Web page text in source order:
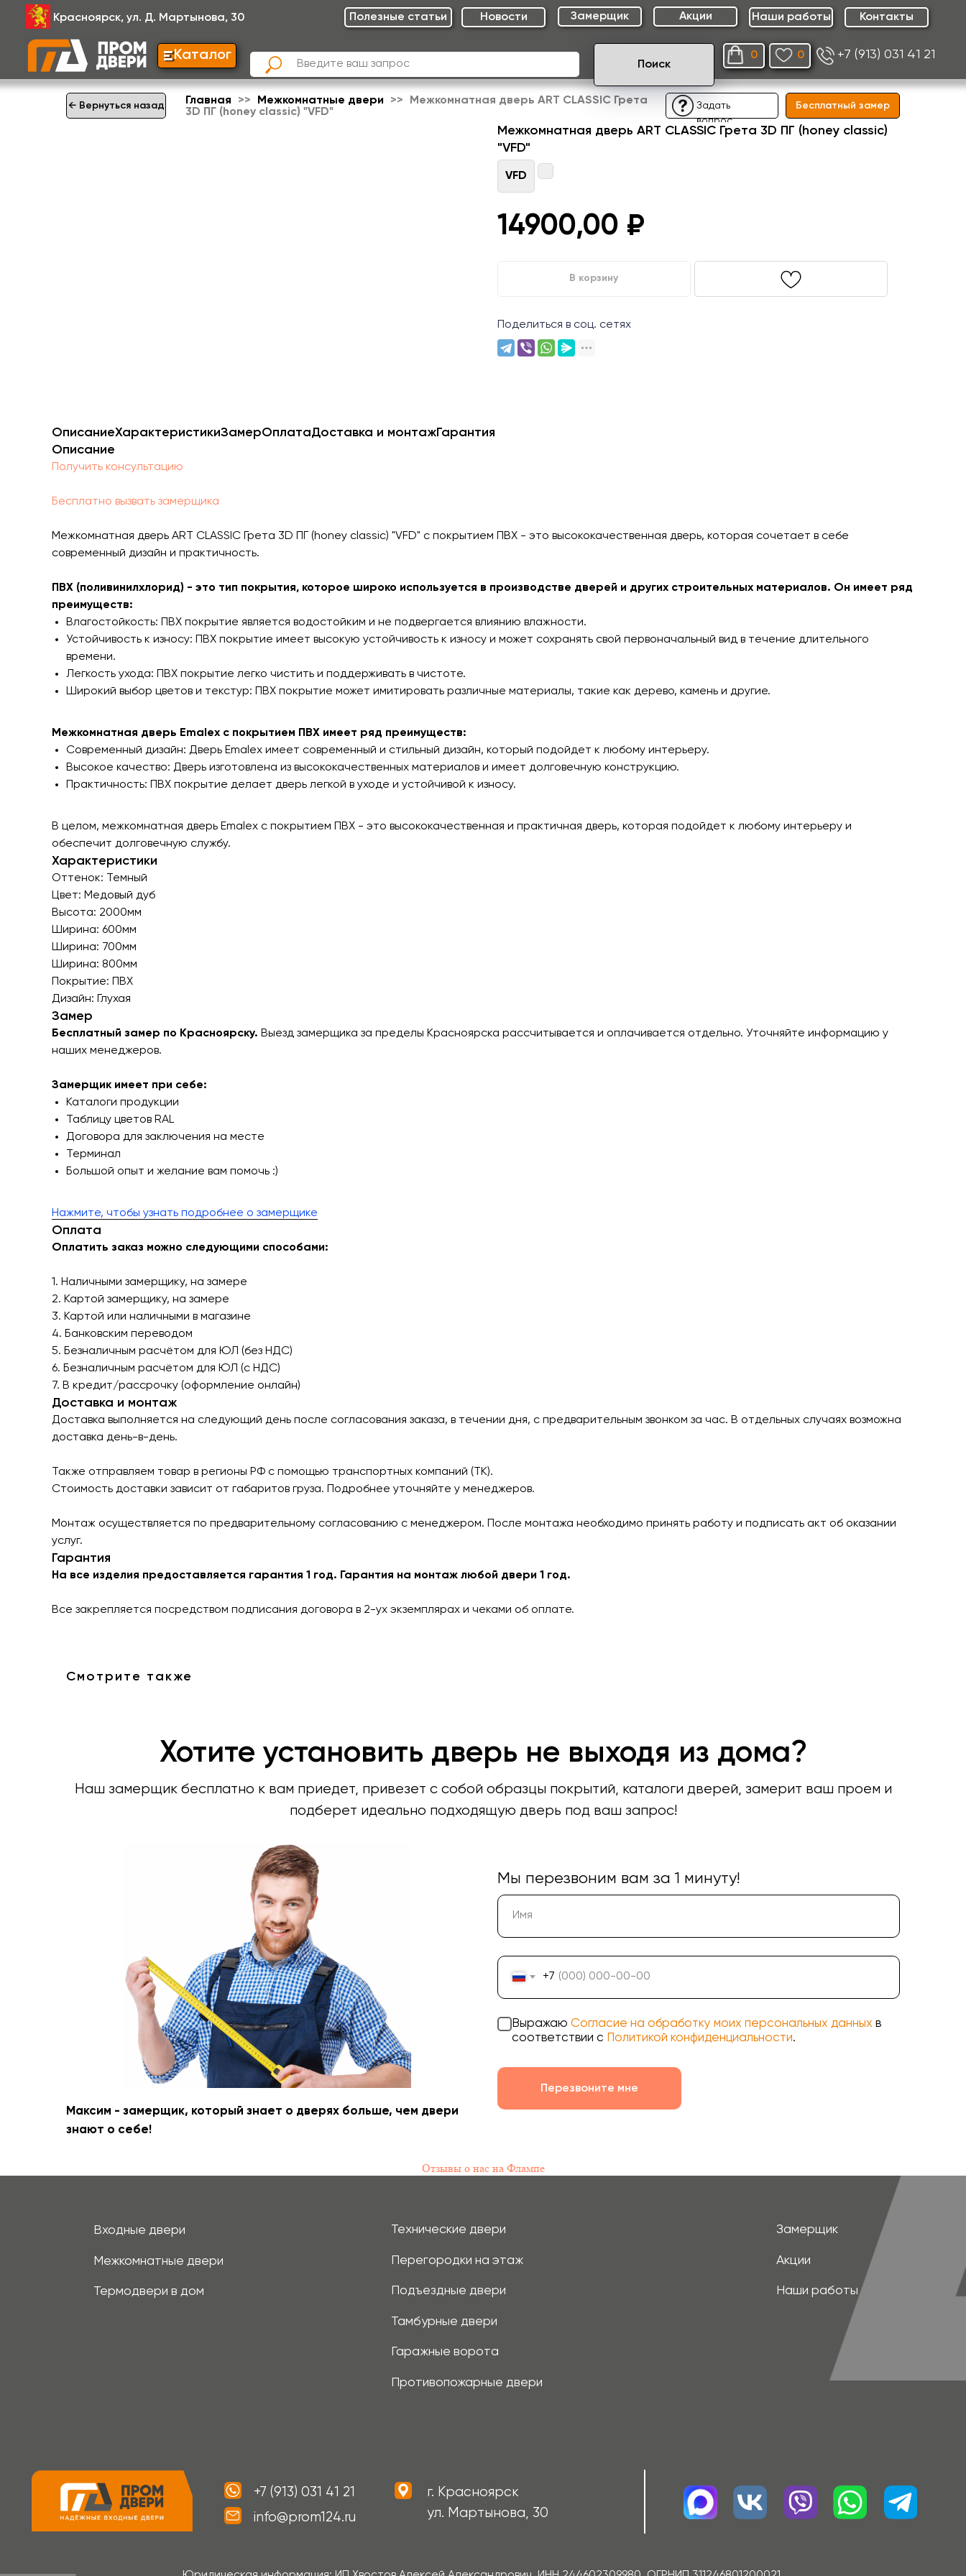
Новости Замерщик Акции Наши работы Контакты
Красноярск, ул. Д. Мартынова, 30 Полезные cтатьи
Поиск
0
Каталог 0 +7 (913) 031 41 21
Задать
вопрос
Бесплатный замер
← Вернуться назад Главная Межкомнатные двери
Межкомнатная дверь ART CLASSIC Грета
3D ПГ (honey classic) "VFD"
Межкомнатная дверь ART CLASSIC Грета 3D ПГ (honey classic)
"VFD"
VFD
14900,00 ₽
В корзину
Поделиться в соц. сетях
ОписаниеХарактеристикиЗамерОплатаДоставка и монтажГарантия
Описание
Получить консультацию
Бесплатно вызвать замерщика
Межкомнатная дверь ART CLASSIC Грета 3D ПГ (honey classic) "VFD" с покрытием ПВХ - это высококачественная дверь, которая сочетает в себе
современный дизайн и практичность.
ПВХ (поливинилхлорид) - это тип покрытия, которое широко используется в производстве дверей и других строительных материалов. Он имеет ряд
преимуществ:
Влагостойкость: ПВХ покрытие является водостойким и не подвергается влиянию влажности.
Устойчивость к износу: ПВХ покрытие имеет высокую устойчивость к износу и может сохранять свой первоначальный вид в течение длительного
времени.
Легкость ухода: ПВХ покрытие легко чистить и поддерживать в чистоте.
Широкий выбор цветов и текстур: ПВХ покрытие может имитировать различные материалы, такие как дерево, камень и другие.
Межкомнатная дверь Emalex с покрытием ПВХ имеет ряд преимуществ:
Современный дизайн: Дверь Emalex имеет современный и стильный дизайн, который подойдет к любому интерьеру.
Высокое качество: Дверь изготовлена из высококачественных материалов и имеет долговечную конструкцию.
Практичность: ПВХ покрытие делает дверь легкой в уходе и устойчивой к износу.
В целом, межкомнатная дверь Emalex с покрытием ПВХ - это высококачественная и практичная дверь, которая подойдет к любому интерьеру и
обеспечит долговечную службу.
Характеристики
Оттенок: Темный
Цвет: Медовый дуб
Высота: 2000мм
Ширина: 600мм
Ширина: 700мм
Ширина: 800мм
Покрытие: ПВХ
Дизайн: Глухая
Замер
Бесплатный замер по Красноярску. Выезд замерщика за пределы Красноярска рассчитывается и оплачивается отдельно. Уточняйте информацию у
наших менеджеров.
Замерщик имеет при себе:
Каталоги продукции
Таблицу цветов RAL
Договора для заключения на месте
Терминал
Большой опыт и желание вам помочь :)
Нажмите, чтобы узнать подробнее о замерщике
Оплата
Оплатить заказ можно следующими способами:
1. Наличными замерщику, на замере
2. Картой замерщику, на замере
3. Картой или наличными в магазине
4. Банковским переводом
5. Безналичным расчётом для ЮЛ (без НДС)
6. Безналичным расчётом для ЮЛ (с НДС)
7. В кредит/рассрочку (оформление онлайн)
Доставка и монтаж
Доставка выполняется на следующий день после согласования заказа, в течении дня, с предварительным звонком за час. В отдельных случаях возможна
доставка день-в-день.
Также отправляем товар в регионы РФ с помощью транспортных компаний (ТК).
Стоимость доставки зависит от габаритов груза. Подробнее уточняйте у менеджеров.
Монтаж осуществляется по предварительному согласованию с менеджером. После монтажа необходимо принять работу и подписать акт об оказании
услуг.
Гарантия
На все изделия предоставляется гарантия 1 год. Гарантия на монтаж любой двери 1 год.
Все закрепляется посредством подписания договора в 2-ух экземплярах и чеками об оплате.
Смотрите также
Хотите установить дверь не выходя из дома?
Наш замерщик бесплатно к вам приедет, привезет с собой образцы покрытий, каталоги дверей, замерит ваш проем и
подберет идеально подходящую дверь под ваш запрос!
Максим - замерщик, который знает о дверях больше, чем двери
знают о себе!
Мы перезвоним вам за 1 минуту!
+7
Выражаю Согласие на обработку моих персональных данных в
соответствии с Политикой конфиденциальности.
Перезвоните мне
Отзывы о нас на Флампе
Юридическая информация: ИП Хвостов Алексей Александрович, ИНН 244602309980, ОГРНИП 311246801200021,
ОКПО 0176154523
Согласие на обработку персональных данных
г. Красноярск
Наши работы
Акции
Тамбурные двери
Подъездные двери
Перегородки на этаж
Технические двери
Информация на сайте не является публичной офертой, носит исключительно информационный характер и может быть изменена по усмотрению компании. Изображения товаров на
фотографиях, представленных в каталоге на сайте, могут отличаться от оригиналов. Использование материалов данного сайта без разрешения правообладателя запрещено.
Термодвери в дом
Межкомнатные двери
Входные двери